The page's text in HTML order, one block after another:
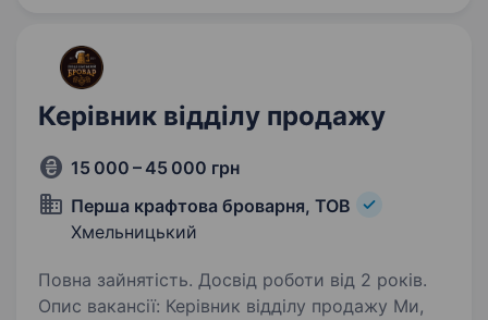
Керівник відділу продажу
15 000 – 45 000 грн
Перша крафтова броварня, ТОВ
Хмельницький
Повна зайнятість. Досвід роботи від 2 років.
Опис вакансії: Керівник відділу продажу Ми,